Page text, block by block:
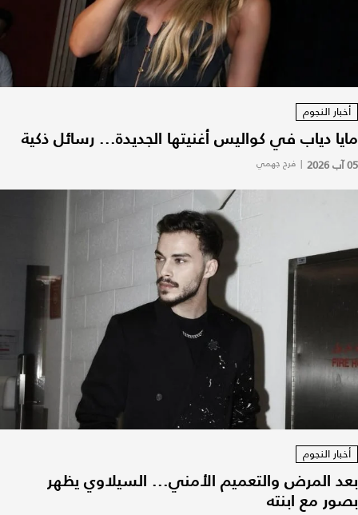
أخبار النجوم
مايا دياب في كواليس أغنيتها الجديدة... رسائل ذكية
05 آب 2026 | فرح جهمي
أخبار النجوم
بعد المرض والتعميم الأمني... السيلاوي يظهر
بصور مع ابنته